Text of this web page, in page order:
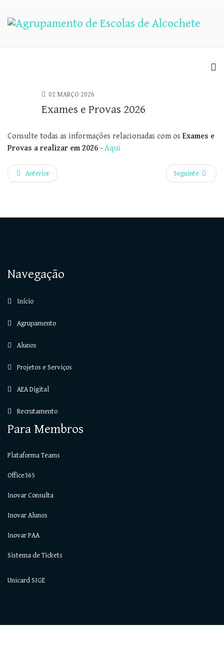
02 MARÇO 2026
Exames e Provas 2026
Consulte todas as informações relacionadas com os Exames e
Provas a realizar em 2026 - Aqui
Anterior Seguinte
Navegação
Início
Agrupamento
Alunos
Projetos e Serviços
AEA Digital
Recrutamento
Para Membros
Plataforma Teams
Office365
Inovar Consulta
Inovar Alunos
Inovar PAA
Sistema de Tickets
Unicard SIGE